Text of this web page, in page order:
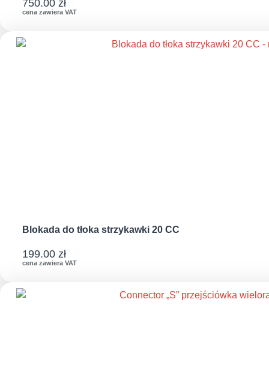
750.00 zł
cena zawiera VAT
Blokada do tłoka strzykawki 20 CC
199.00 zł
cena zawiera VAT